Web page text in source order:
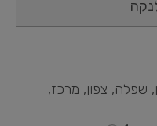
שפלה, צפון, מרכז,